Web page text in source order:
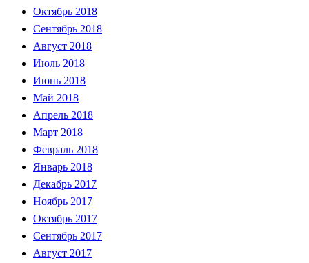
Октябрь 2018
Сентябрь 2018
Август 2018
Июль 2018
Июнь 2018
Май 2018
Апрель 2018
Март 2018
Февраль 2018
Январь 2018
Декабрь 2017
Ноябрь 2017
Октябрь 2017
Сентябрь 2017
Август 2017